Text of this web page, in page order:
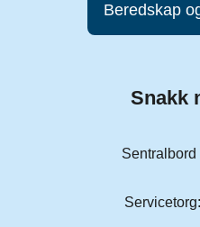
Beredskap
Snakk
Sentralbord
Servicetorg: